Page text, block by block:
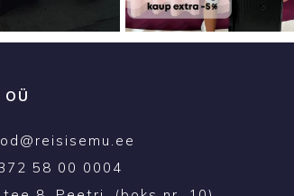
58 00 0004